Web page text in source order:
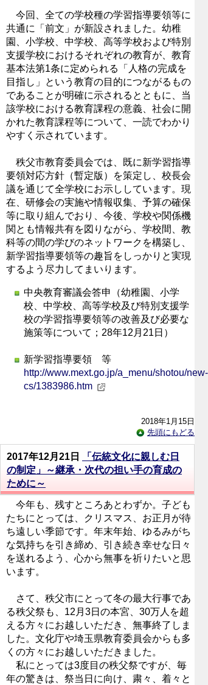
今回、全ての学校種の学習指導要領等に
共通に「前文」が新設されました。幼稚
園、小学校、中学校、高等学校および特別
支援学校におけるそれぞれの教育が、教育
基本法第1条に定められる「人格の完成を
目指し」という教育の目的につながるもの
であることが明確に示されるとともに、当
該学校における教育課程の意義、社会に開
かれた教育課程等について、一読でわかり
やすく示されています。
秩父市教育委員会では、既に新学習指導
要領対応方針（暫定版）を策定し、校長会
議を通じて全学校にお示ししています。現
在、研修会の実施や情報収集、予算の確保
等に取り組んでおり、今後、学校や関係機
関とも情報共有を図りながら、学校間、教
科等の間の学びのネットワークを構築し、
新学習指導要領等の趣旨をしっかりと実現
するよう尽力してまいります。
中央教育審議会答申（幼稚園、小学
校、中学校、高等学校及び特別支援学
校の学習指導要領等の改善及び必要な
施策等について；28年12月21日）
新学習指導要領 等
http://www.mext.go.jp/a_menu/shotou/new-
cs/1383986.htm
2018年1月15日
先頭にもどる
2017年12月21日
「伝統文化に親しむ日
の制定」～継承・次代の担い手の育成の
ために～
今年も、残すところあとわずか。子ども
たちにとっては、クリスマス、お正月が待
ち遠しい季節です。年末年始、ゆるみがち
な気持ちを引き締め、引き続き幸せな日々
を送れるよう、心から無事を祈りたいと思
います。
さて、秩父市にとって冬の最大行事であ
る秩父祭も、12月3日の本宮、30万人を超
える方々にお越しいただき、無事終了しま
した。文化庁や埼玉県教育委員会からも多
くの方々にお越しいただきました。
私にとっては3度目の秩父祭ですが、毎
年の驚きは、祭当日に向け、粛々、着々と